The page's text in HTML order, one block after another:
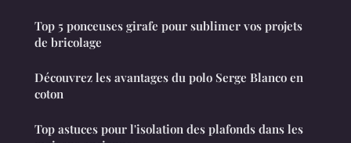
Top 5 ponceuses girafe pour sublimer vos projets
de bricolage
Découvrez les avantages du polo Serge Blanco en
coton
Top astuces pour l'isolation des plafonds dans les